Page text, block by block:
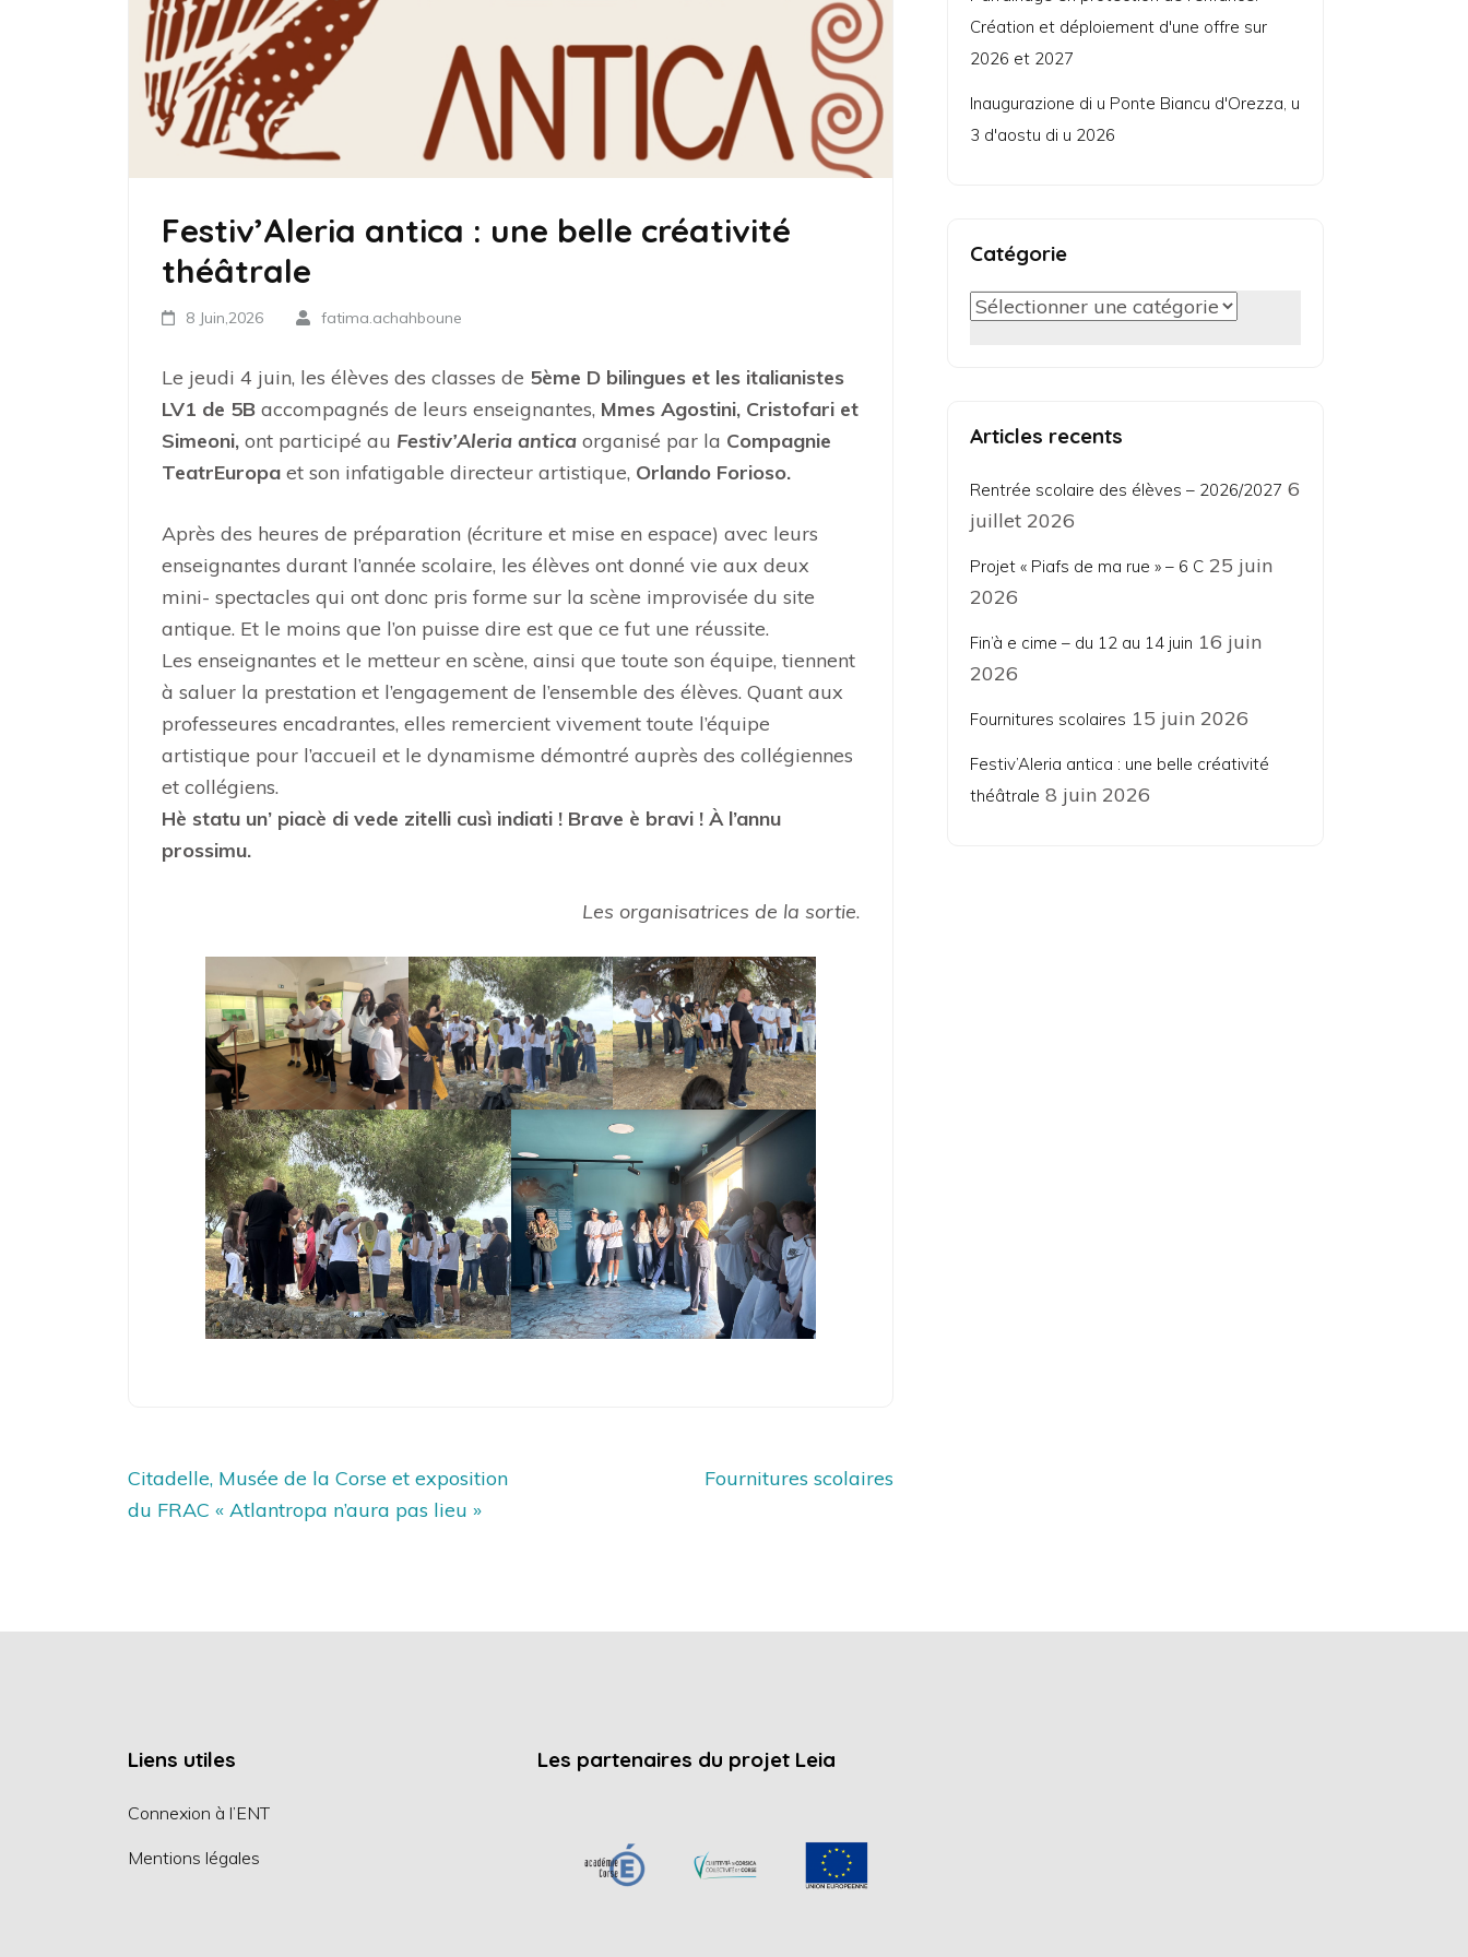
Festiv’Aleria antica : une belle créativité
théâtrale
8 Juin,2026 fatima.achahboune
Le jeudi 4 juin, les élèves des classes de 5ème D bilingues et les italianistes
LV1 de 5B accompagnés de leurs enseignantes, Mmes Agostini, Cristofari et
Simeoni, ont participé au Festiv’Aleria antica organisé par la Compagnie
TeatrEuropa et son infatigable directeur artistique, Orlando Forioso.
Après des heures de préparation (écriture et mise en espace) avec leurs
enseignantes durant l’année scolaire, les élèves ont donné vie aux deux
mini- spectacles qui ont donc pris forme sur la scène improvisée du site
antique. Et le moins que l’on puisse dire est que ce fut une réussite.
Les enseignantes et le metteur en scène, ainsi que toute son équipe, tiennent
à saluer la prestation et l’engagement de l’ensemble des élèves. Quant aux
professeures encadrantes, elles remercient vivement toute l’équipe
artistique pour l’accueil et le dynamisme démontré auprès des collégiennes
et collégiens.
Hè statu un’ piacè di vede zitelli cusì indiati ! Brave è bravi ! À l’annu
prossimu.
Les organisatrices de la sortie.
Navigation
de
Citadelle, Musée de la Corse et exposition
du FRAC « Atlantropa n’aura pas lieu »
Fournitures scolaires
Création et déploiement d'une offre sur
2026 et 2027
Inaugurazione di u Ponte Biancu d'Orezza, u
3 d'aostu di u 2026
Catégorie
Catégorie
Articles recents
Rentrée scolaire des élèves – 2026/2027 6
juillet 2026
Projet « Piafs de ma rue » – 6 C 25 juin
2026
Fin’à e cime – du 12 au 14 juin 16 juin
2026
Fournitures scolaires 15 juin 2026
Festiv’Aleria antica : une belle créativité
théâtrale 8 juin 2026
Liens utiles
Connexion à l’ENT
Mentions légales
Les partenaires du projet Leia